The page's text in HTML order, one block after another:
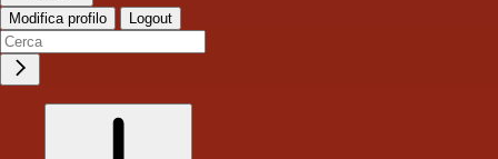
Modifica profilo Logout